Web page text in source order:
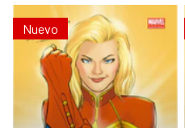
Nuevo